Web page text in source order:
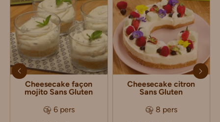
Cheesecake façon
mojito Sans Gluten
6 pers
Cheesecake citron
Sans Gluten
8 pers